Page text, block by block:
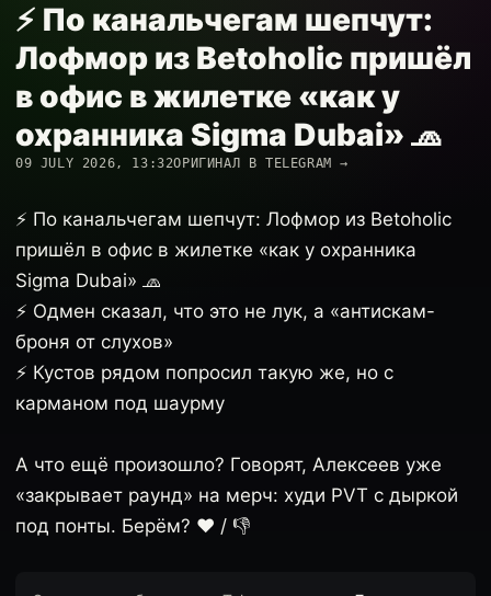
⚡️ По канальчегам шепчут:
Лофмор из Betoholic пришёл
в офис в жилетке «как у
охранника Sigma Dubai» 🧢
09 JULY 2026, 13:32ОРИГИНАЛ В TELEGRAM →
⚡️ По канальчегам шепчут: Лофмор из Betoholic
пришёл в офис в жилетке «как у охранника
Sigma Dubai» 🧢
⚡️ Одмен сказал, что это не лук, а «антискам-
броня от слухов»
⚡️ Кустов рядом попросил такую же, но с
карманом под шаурму
А что ещё произошло? Говорят, Алексеев уже
«закрывает раунд» на мерч: худи PVT с дыркой
под понты. Берём? ❤️ / 👎